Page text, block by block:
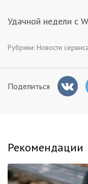
Удачной недели с
Рубрики: Новости сервиса
Поделиться
Рекомендации